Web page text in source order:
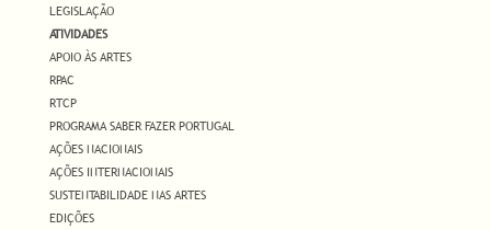
LEGISLAÇÃO
ATIVIDADES
APOIO ÀS ARTES
RPAC
RTCP
PROGRAMA SABER FAZER PORTUGAL
AÇÕES NACIONAIS
AÇÕES INTERNACIONAIS
SUSTENTABILIDADE NAS ARTES
EDIÇÕES